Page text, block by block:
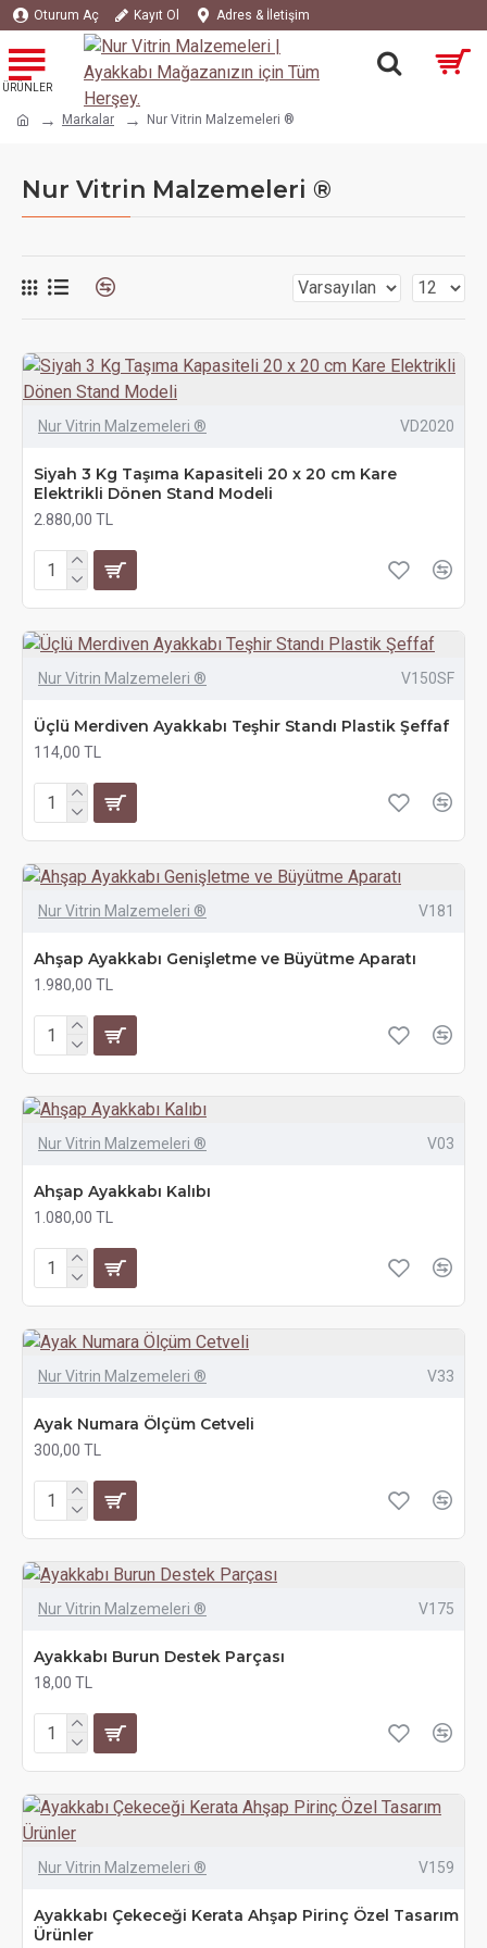
Oturum Aç Kayıt Ol Adres & İletişim
Markalar Nur Vitrin Malzemeleri ®
Nur Vitrin Malzemeleri ®
Nur Vitrin Malzemeleri ® VD2020
Siyah 3 Kg Taşıma Kapasiteli 20 x 20 cm Kare
Elektrikli Dönen Stand Modeli
2.880,00 TL
Nur Vitrin Malzemeleri ® V150SF
Üçlü Merdiven Ayakkabı Teşhir Standı Plastik Şeffaf
114,00 TL
Nur Vitrin Malzemeleri ® V181
Ahşap Ayakkabı Genişletme ve Büyütme Aparatı
1.980,00 TL
Nur Vitrin Malzemeleri ® V03
Ahşap Ayakkabı Kalıbı
1.080,00 TL
Nur Vitrin Malzemeleri ® V33
Ayak Numara Ölçüm Cetveli
300,00 TL
Nur Vitrin Malzemeleri ® V175
Ayakkabı Burun Destek Parçası
18,00 TL
Nur Vitrin Malzemeleri ® V159
Ayakkabı Çekeceği Kerata Ahşap Pirinç Özel Tasarım
Ürünler